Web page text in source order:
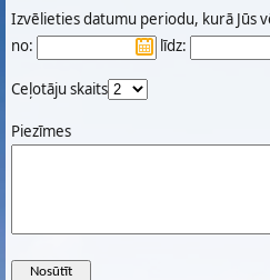
Izvēlieties datumu periodu, kurā Jūs
no:
līdz:
Ceļotāju skaits
Piezīmes